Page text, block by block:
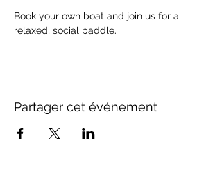
Book your own boat and join us for a
relaxed, social paddle.
Partager cet événement